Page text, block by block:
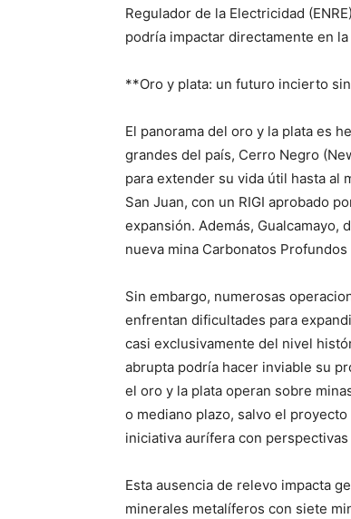
Regulador de la Electricidad
podría impactar directamente en
**Oro y plata: un futuro incierto
El panorama del oro y la plata es
grandes del país, Cerro Negro
para extender su vida útil hasta al
San Juan, con un RIGI aprobado
expansión. Además, Gualcamayo,
nueva mina Carbonatos
Sin embargo, numerosas
enfrentan dificultades para
casi exclusivamente del nivel
abrupta podría hacer inviable su
el oro y la plata operan sobre
o mediano plazo, salvo el
iniciativa aurífera con
Esta ausencia de relevo impacta
minerales metalíferos con siete